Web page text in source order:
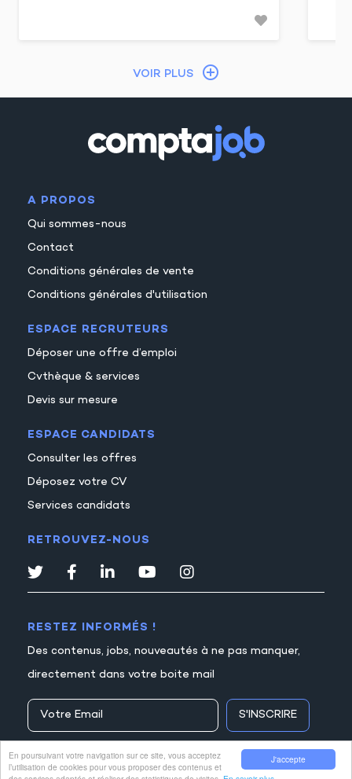
J'accepte
En poursuivant votre navigation sur ce site, vous acceptez
l’utilisation de cookies pour vous proposer des contenus et
VOIR PLUS
A PROPOS
Qui sommes-nous
Contact
Conditions générales de vente
Conditions générales d'utilisation
ESPACE RECRUTEURS
Déposer une offre d’emploi
Cvthèque & services
Devis sur mesure
ESPACE CANDIDATS
Consulter les offres
Déposez votre CV
Services candidats
RETROUVEZ-NOUS
RESTEZ INFORMÉS !
Des contenus, jobs, nouveautés à ne pas manquer,
directement dans votre boite mail
S'INSCRIRE